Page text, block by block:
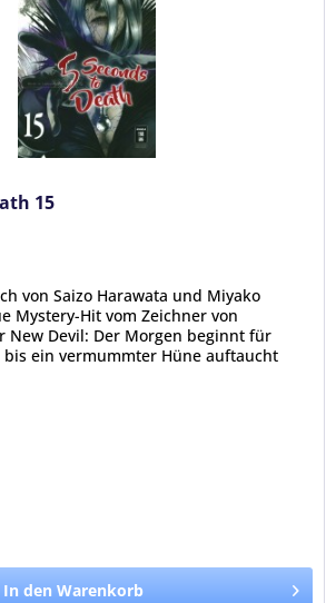
15
von Saizo Harawata und Miyako
Mystery-Hit vom Zeichner von
New Devil: Der Morgen beginnt für
ein vermummter Hüne auftaucht
In den Warenkorb